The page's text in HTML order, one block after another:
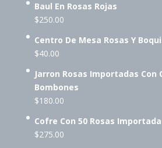
Baul En Rosas Rojas
$250.00
Centro De Mesa Rosas Y
$40.00
Jarron Rosas Importadas Con
Bombones
$180.00
Cofre Con 50 Rosas
$275.00